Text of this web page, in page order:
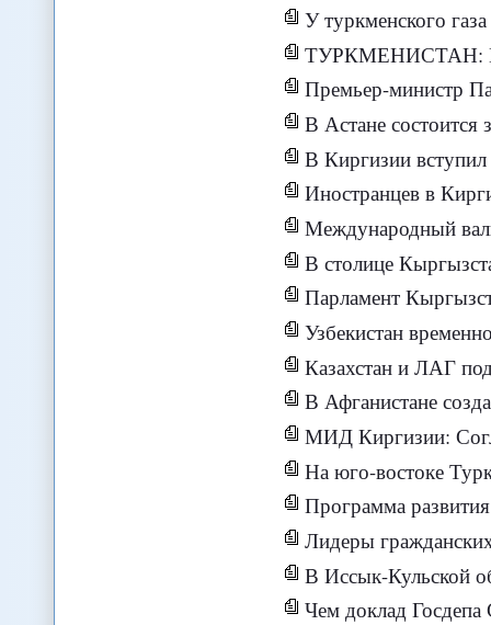
У туркменского
Премьер-министр
В Астане
В Киргизии вступил
Иностранцев в
Международный валютный
В столице Кыргызстана
Парламент Кыргызстана
Узбекистан временно
Казахстан и ЛАГ
В Афганистане
МИД Киргизии: Соглашение о
На юго-востоке
Программа развития ООН
Лидеры гражданских
В Иссык-Кульской области
Чем доклад Госдепа США